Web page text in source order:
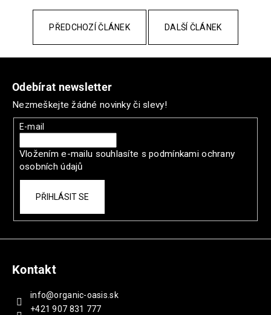
PŘEDCHOZÍ ČLÁNEK DALŠÍ ČLÁNEK
Odebírat newsletter
Nezmeškejte žádné novinky či slevy!
E-mail
Vložením e-mailu souhlasíte spodmínkami ochrany
osobních údajů
PŘIHLÁSIT SE
Kontakt
info@organic-oasis.sk
+421 907 831 777